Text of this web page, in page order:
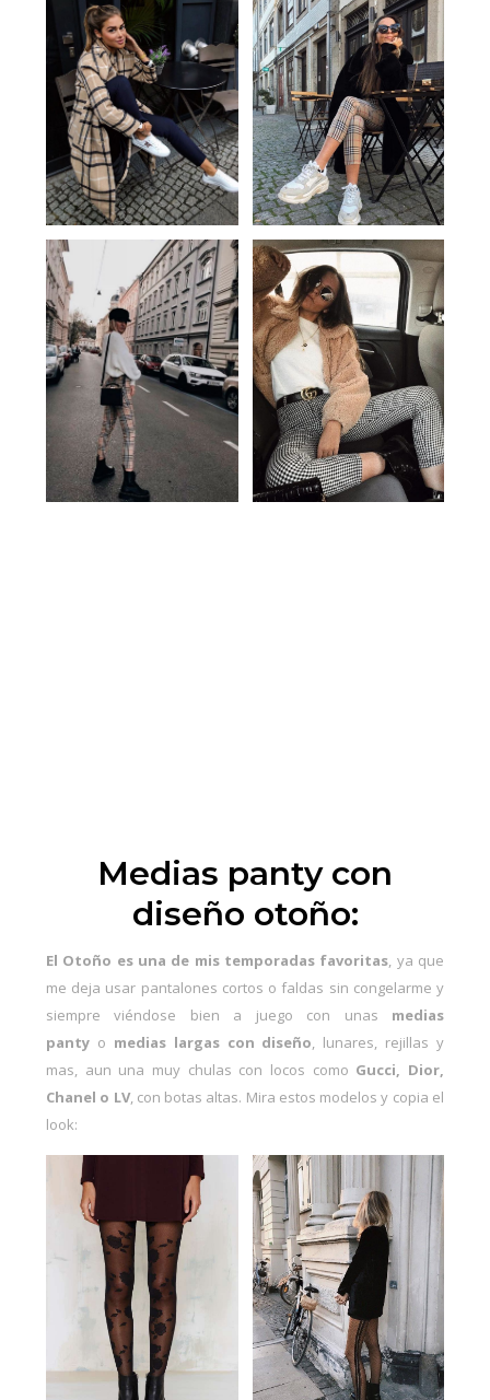
Medias panty con
diseño otoño:
El Otoño es una de mis temporadas favoritas, ya que
me deja usar pantalones cortos o faldas sin congelarme y
siempre viéndose bien a juego con unas medias
panty o medias largas con diseño, lunares, rejillas y
mas, aun una muy chulas con locos como Gucci, Dior,
Chanel o LV, con botas altas. Mira estos modelos y copia el
look: